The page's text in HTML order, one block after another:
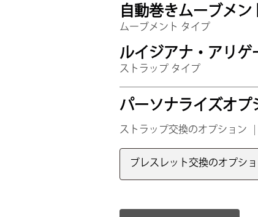
自動巻きムーブメン
ムーブメント タイプ
ルイジアナ・アリ
ストラップ タイプ
パーソナライズオプ
ストラップ交換のオプション
ブレスレット交換のオプシ